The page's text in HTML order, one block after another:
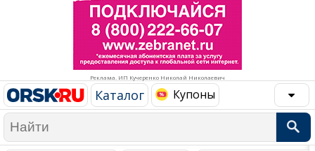
Реклама. ИП Кучеренко Николай Николаевич
Каталог Купоны
Развлечения и отдых
Спорт Фитнес
Недвижимость
Красота Косметология
Медицина Здоровье
Ремонт
Социальные организации
Это интересно
Администрация
Промышленность